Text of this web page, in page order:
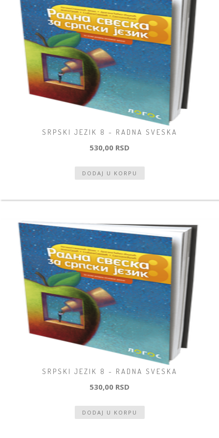
SRPSKI JEZIK 8 - RADNA SVESKA
530,00 RSD
SRPSKI JEZIK 8 - RADNA SVESKA
530,00 RSD